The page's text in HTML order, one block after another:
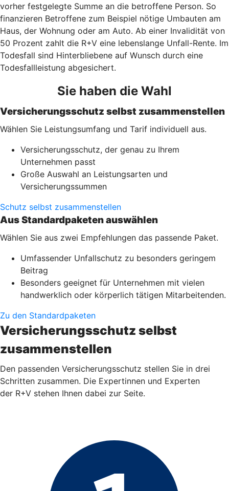
vorher festgelegte Summe an die betroffene Person. So
finanzieren Betroffene zum Beispiel nötige Umbauten am
Haus, der Wohnung oder am Auto. Ab einer Invalidität von
50 Prozent zahlt die R+V eine lebenslange Unfall-Rente. Im
Todesfall sind Hinterbliebene auf Wunsch durch eine
Todesfallleistung abgesichert.
Sie haben die Wahl
Versicherungsschutz selbst zusammenstellen
Wählen Sie Leistungsumfang und Tarif individuell aus.
Versicherungsschutz, der genau zu Ihrem
Unternehmen passt
Große Auswahl an Leistungsarten und
Versicherungssummen
Schutz selbst zusammenstellen
Aus Standardpaketen auswählen
Wählen Sie aus zwei Empfehlungen das passende Paket.
Umfassender Unfallschutz zu besonders geringem
Beitrag
Besonders geeignet für Unternehmen mit vielen
handwerklich oder körperlich tätigen Mitarbeitenden.
Zu den Standardpaketen
Versicherungsschutz selbst
zusammenstellen
Den passenden Versicherungsschutz stellen Sie in drei
Schritten zusammen. Die Expertinnen und Experten
der R+V stehen Ihnen dabei zur Seite.